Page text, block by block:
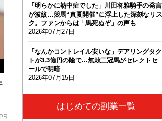
PR
「明らかに熱中症でした」川田将雅騎手の発言
が波紋…競馬“真夏開催”に浮上した深刻なリス
ク。ファンからは「馬死ぬぞ」の声も
2026年07月27日
「なんかコントレイル安いな」デアリングタク
トが3.3億円の陰で…無敗三冠馬がセレクトセ
ールで明暗
2026年07月15日
はじめての副業一覧